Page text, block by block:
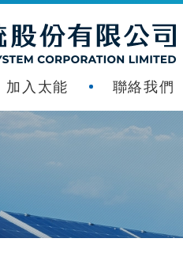
加入太能 聯絡我們